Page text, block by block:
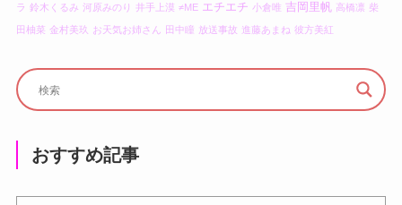
ラ 鈴木くるみ 河原みのり 井手上漠 ≠ME エチエチ 小倉唯 吉岡里帆 高橋凛 柴
田柚菜 金村美玖 お天気お姉さん 田中瞳 放送事故 進藤あまね 彼方美紅
おすすめ記事